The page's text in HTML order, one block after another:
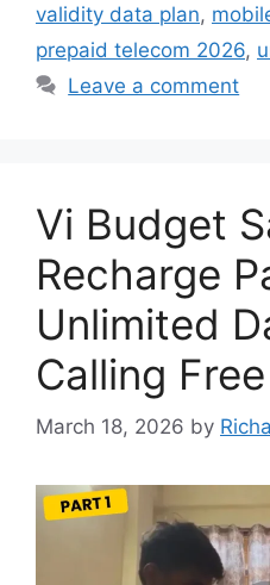
validity data plan,
prepaid telecom 2026,
Leave a comment
Vi Budget
Recharge
Unlimited
Calling
March 18, 2026 by Richa